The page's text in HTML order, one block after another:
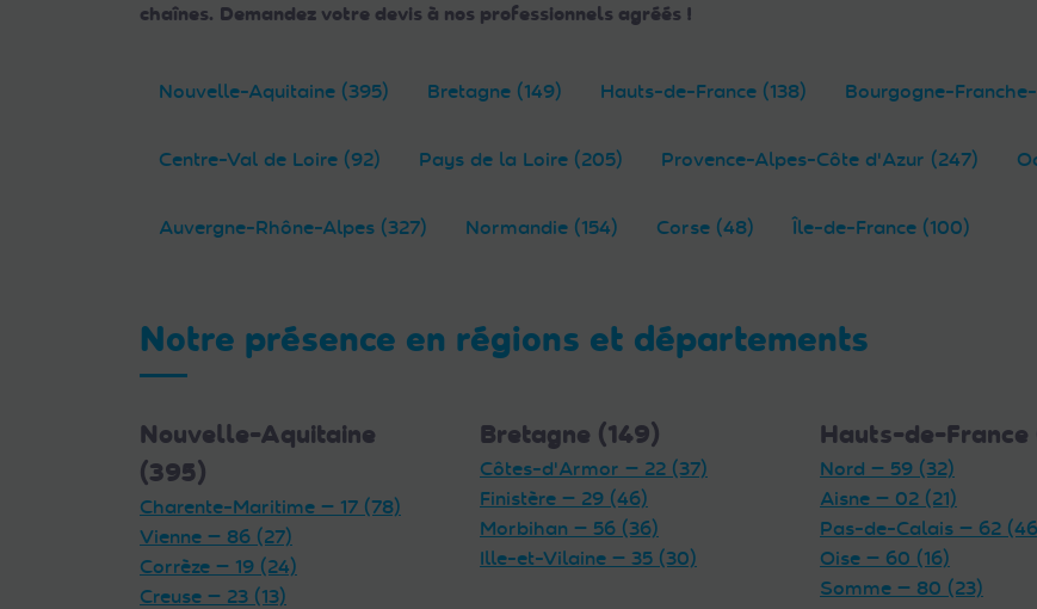
chaînes. Demandez votre devis à nos professionnels agréés !
Nouvelle-Aquitaine (395) Bretagne (149) Hauts-de-France (138) Bourgogne-
Centre-Val de Loire (92) Pays de la Loire (205) Provence-Alpes-Côte d'Azur (247)
Auvergne-Rhône-Alpes (327) Normandie (154) Corse (48) Île-de-France (100)
Notre présence en régions et départements
Nouvelle-Aquitaine
(395)
Charente-Maritime — 17 (78)
Vienne — 86 (27)
Corrèze — 19 (24)
Creuse — 23 (13)
Bretagne (149)
Côtes-d'Armor — 22 (37)
Finistère — 29 (46)
Morbihan — 56 (36)
Ille-et-Vilaine — 35 (30)
Hauts-de-France
Nord — 59 (32)
Aisne — 02 (21)
Pas-de-Calais — 62
Oise — 60 (16)
Somme — 80 (23)